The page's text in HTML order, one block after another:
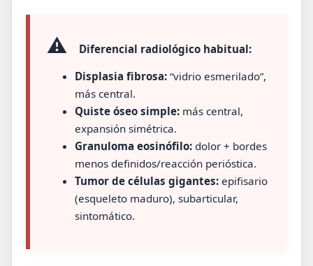
⚠️
Diferencial radiológico habitual:
Displasia fibrosa: “vidrio esmerilado”,
más central.
Quiste óseo simple: más central,
expansión simétrica.
Granuloma eosinófilo: dolor + bordes
menos definidos/reacción perióstica.
Tumor de células gigantes: epifisario
(esqueleto maduro), subarticular,
sintomático.